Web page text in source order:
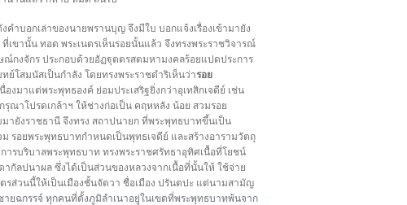
ำบอกเล่าของนายพรานบุญ จึงมีใบ บอกแจ้งเรื่องเข้ามายัง
เขานั้น ทอด พระเนตรเห็นรอยนั้นแล้ว จึงทรงพระราชวิจารณ์
กงจักร ประกอบด้วยอัฏฐุตตรสตมหามงคลร้อยแปดประการ
ย์โสมนัสเป็นกำลัง โดยทรงพระราชดำริเห็นว่ารอย
มาแต่พระพุทธองค์ ย่อมประเสริฐยิ่งกว่าอุเทสิกเจดีย์ เช่น
รุณาโปรดเกล้าฯ ให้ช่างก่อเป็น คฤหหลัง น้อย สวมรอย
ายังราชธานี จึงทรง สถาปนายก ที่พระพุทธบาทขึ้นเป็น
รอยพระพุทธบาทกำหนดเป็นพุทธเจดีย์ และสร้างอารามวัตถุ
ารบริบาลพระพุทธบาท ทรงพระราชศรัทธาอุทิศเนื้อที่โยชน์
กัลปนาผล ซึ่งได้เป็นส่วนของหลวงจากเนื้อที่นั้นให้ ใช้จ่าย
รส่วนนี้ให้เป็นเมืองชั้นจัตวา ชื่อเมือง ปรันตปะ แต่นามสามัญ
ายฉกรรจ์ ทุกคนที่ตั้งภูมิลำเนาอยู่ในเขตที่พระพุทธบาทพ้นจาก